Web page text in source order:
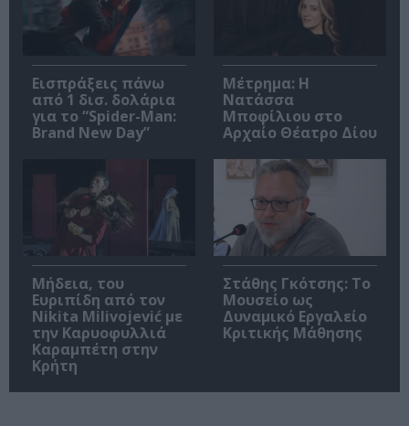
Εισπράξεις πάνω
από 1 δισ. δολάρια
για το “Spider-Man:
Brand New Day”
Μέτρημα: Η
Νατάσσα
Μποφίλιου στο
Αρχαίο Θέατρο Δίου
Μήδεια, του
Ευριπίδη από τον
Nikita Milivojević με
την Καρυοφυλλιά
Καραμπέτη στην
Κρήτη
Στάθης Γκότσης: Το
Μουσείο ως
Δυναμικό Εργαλείο
Κριτικής Μάθησης